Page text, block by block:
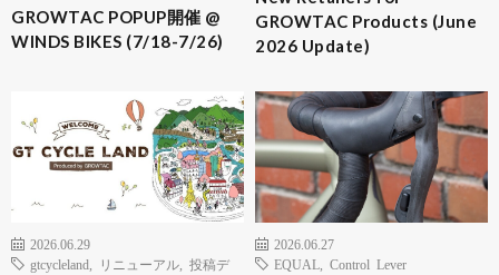
GROWTAC POPUP開催 @
WINDS BIKES (7/18-7/26)
GROWTAC Products (June
2026 Update)
2026.06.29
gtcycleland
リニューアル
投稿デ
2026.06.27
EQUAL
Control Lever